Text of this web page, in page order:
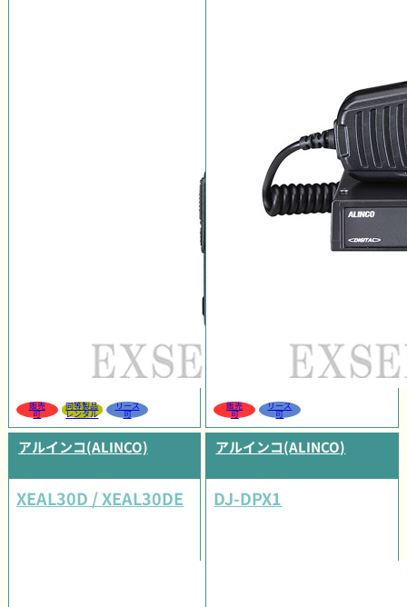
販売
可
同等製品
レンタル
リース
可
販売
可
リース
可
アルインコ(ALINCO)
XEAL30D / XEAL30DE
アルインコ(ALINCO)
DJ-DPX1